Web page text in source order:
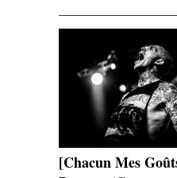
[Chacun Mes